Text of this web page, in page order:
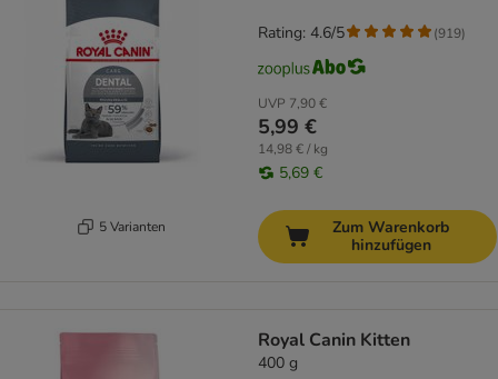
5 Varianten
UVP 7,90 €
5,99 €
14,98 € / kg
5,69 €
Rating: 4.6/5 (919)
Zum Warenkorb
hinzufügen
Royal Canin Kitten
400 g